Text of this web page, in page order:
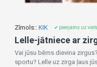
Zīmols:: KIK ✔ pieejams uz
Vai jūsu bērns dievina
sportu? Lelle uz zirga ļaus